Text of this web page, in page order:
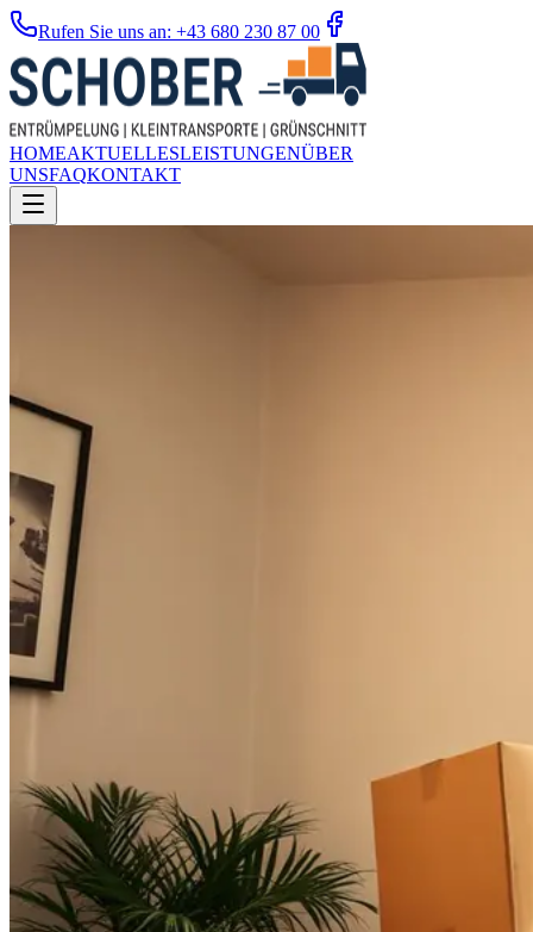
Rufen Sie uns an: +43 680 230 87 00
HOMEAKTUELLESLEISTUNGENÜBER
UNSFAQKONTAKT